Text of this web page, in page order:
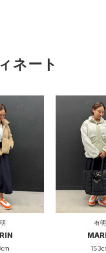
オススメ】3P
ネート
有明